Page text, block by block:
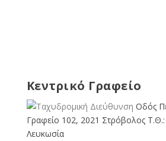
Κεντρικό Γραφείο
Οδός
Γραφείο 102, 2021 Στρόβολος
Λευκωσία